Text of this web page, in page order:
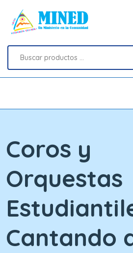
Coros y
Orquestas
Cantando